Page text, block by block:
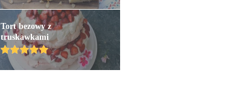
Tort bezowy z
truskawkami